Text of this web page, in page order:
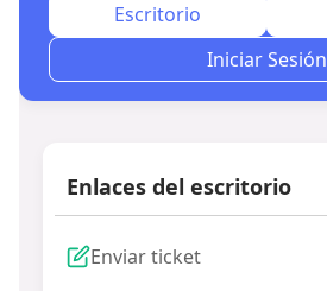
Escritorio
Iniciar Sesión
Enlaces del escritorio
Enviar ticket